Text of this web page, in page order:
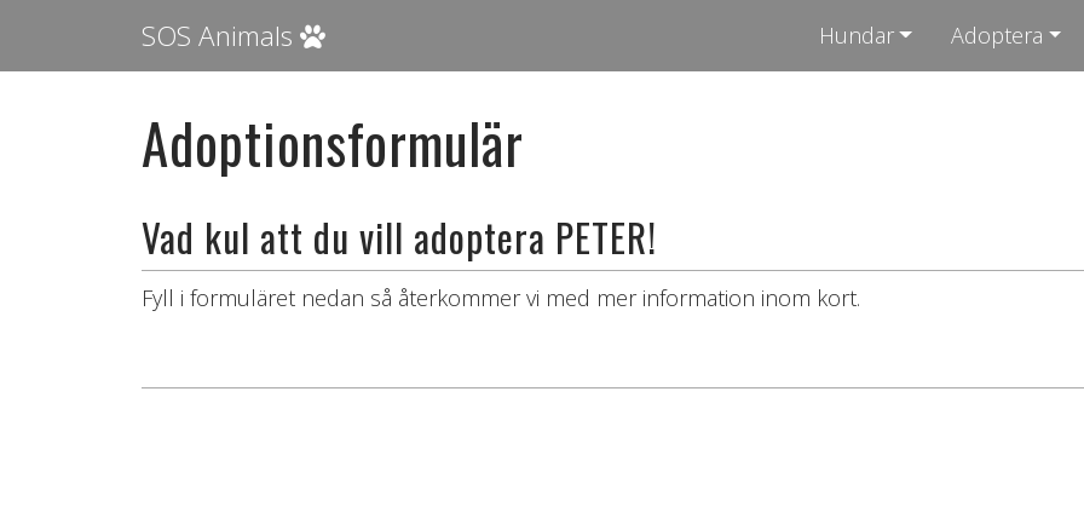
SOS Animals Hundar Adoptera
Adoptionsformulär
Vad kul att du vill adoptera PETER!
Fyll i formuläret nedan så återkommer vi med mer information inom kort.